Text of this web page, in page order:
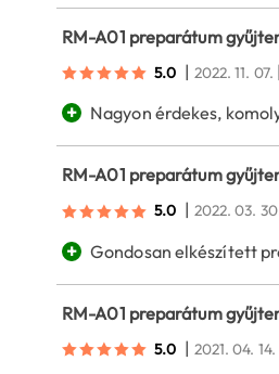
RM-A01 preparátum
5.0 | 2022. 11. 07. |
+ Nagyon érdekes,
RM-A01 preparátum
5.0 | 2022. 03.
+ Gondosan elkészített
RM-A01 preparátum
5.0 | 2021. 04. 14.